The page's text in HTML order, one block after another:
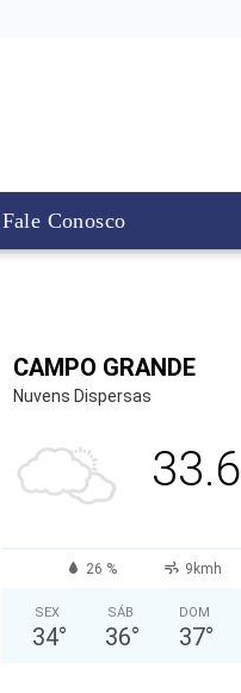
Fale Conosco
CAMPO GRANDE
Nuvens Dispersas
33.6
26 % 9kmh
SEX
34°
SÁB
36°
DOM
37°